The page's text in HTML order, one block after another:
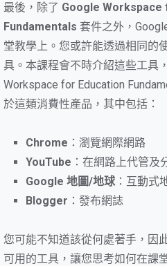
最後，除了 Google Workspace
Fundamentals 套件之外，
堂教學上。您或許能透過相同的
具。本課程會不時介紹這些工具
Workspace for Education
於這類消費性產品，其中包括：
Chrome ：瀏覽網際網路
YouTube ：在網路上代管及
Google 地圖/地球：互動式
Blogger ：發布網誌
您可能不知道該從何處著手，因
可用的工具，讓您思考如何在課